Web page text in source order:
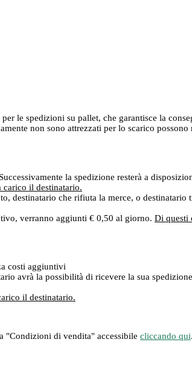
per le spedizioni su pallet, che garantisce la
non sono attrezzati per lo scarico
la spedizione resterà a
carico il destinatario.
destinatario che rifiuta la merce, o
verranno aggiunti € 0,50 al giorno. Di questi
costi aggiuntivi
avrà la possibilità di ricevere la sua
il destinatario.
"Condizioni di vendita" accessibile cliccando qui.